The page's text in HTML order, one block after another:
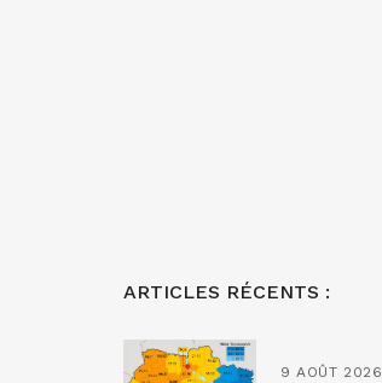
ARTICLES RÉCENTS :
9 AOÛT 2026